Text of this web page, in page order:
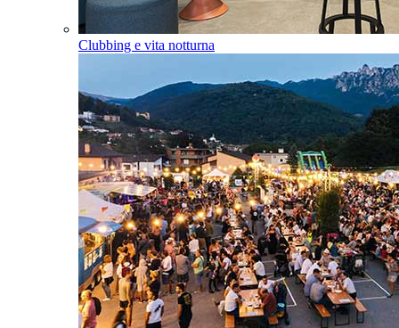
Clubbing e vita notturna